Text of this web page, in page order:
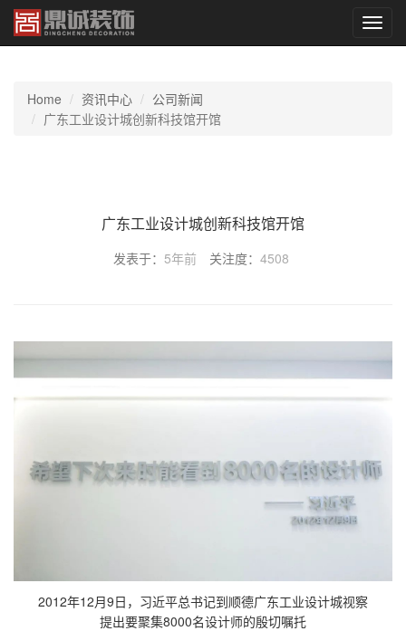
切
换
Home 资讯中心
公司新闻
广东工业设计城创新科技馆开馆
广东工业设计城创新科技馆开馆
发表于： 5年前 关注度： 4508
2012年12月9日，习近平总书记到顺德广东工业设计城视察
提出要聚集8000名设计师的殷切嘱托